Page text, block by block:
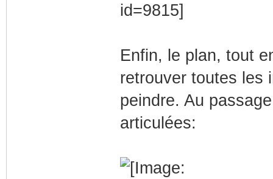
Enfin, le plan, tout
retrouver toutes les
peindre. Au
articulées: